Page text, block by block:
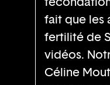
fait que les
fertilité de
vidéos.
Céline